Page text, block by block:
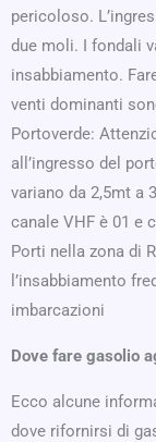
pericoloso.
due moli. I fondali
insabbiamento.
venti dominanti
Portoverde:
all’ingresso del
variano da 2,5mt a
canale VHF è 01 e
Porti nella zona di
l’insabbiamento
imbarcazioni
Dove fare gasolio
Ecco alcune
dove rifornirsi di